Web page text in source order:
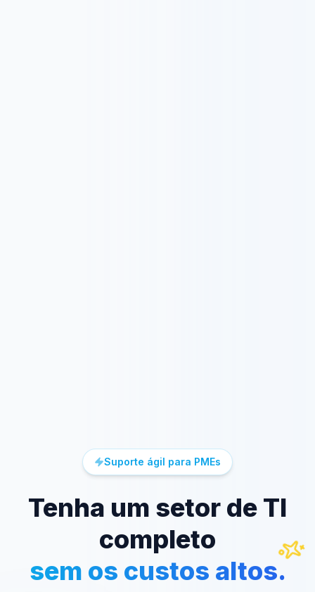
Suporte ágil para PMEs
Tenha um setor de TI
completo
sem os custos altos.